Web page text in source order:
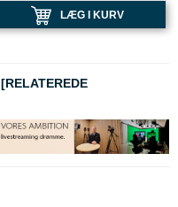
LÆG I KURV
[RELATEREDE